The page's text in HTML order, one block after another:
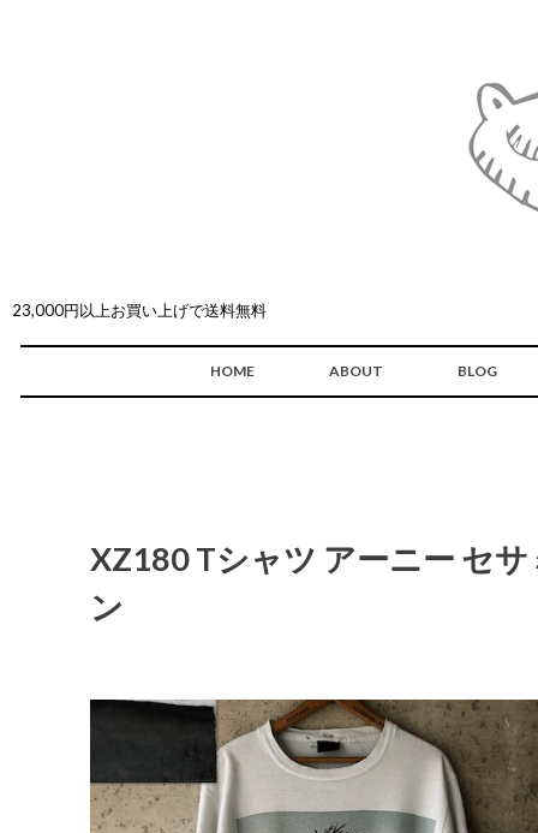
23,000円以上お買い上げで送料無料
HOME ABOUT BLOG
XZ180 Tシャツ アーニー セ
ン